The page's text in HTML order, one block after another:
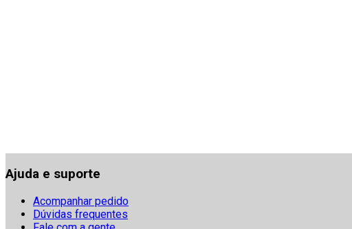
Ajuda e suporte
Acompanhar pedido
Dúvidas frequentes